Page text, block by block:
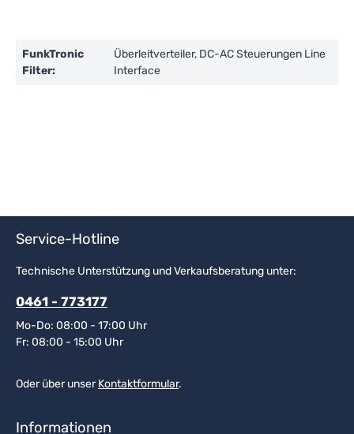
FunkTronic
Filter:
Überleitverteiler, DC-AC Steuerungen Line
Interface
Service-Hotline
Technische Unterstützung und Verkaufsberatung unter:
0461 - 773177
Mo-Do: 08:00 - 17:00 Uhr
Fr: 08:00 - 15:00 Uhr
Oder über unserKontaktformular.
Informationen